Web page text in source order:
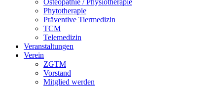
Phytotherapie
Präventive Tiermedizin
TCM
Telemedizin
Veranstaltungen
Verein
ZGTM
Vorstand
Mitglied werden